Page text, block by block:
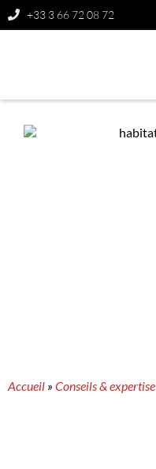
+33 3 66 72 08 72
Accueil » Conseils & expertise